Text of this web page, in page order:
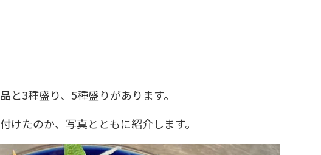
と3種盛り、5種盛りがあります。
けたのか、写真とともに紹介します。